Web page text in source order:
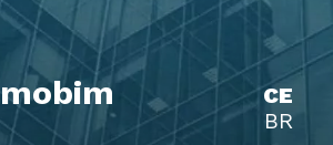
CE
BR